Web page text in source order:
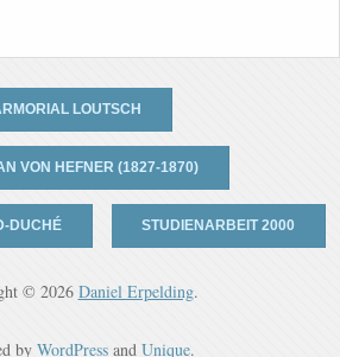
LOUTSCH
VON HEFNER (1827-1870)
DUCHÉ STUDIENARBEIT 2000
© 2026 Daniel Erpelding.
by WordPress and Unique.